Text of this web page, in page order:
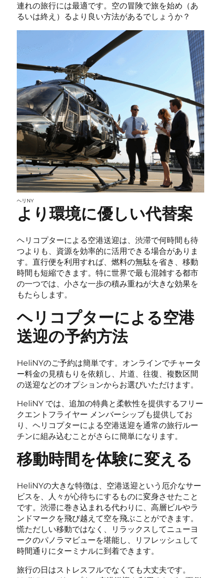
連れの旅行には最適です。空の冒険で旅を始め（あ
るいは終え）るより良い方法があるでしょうか？
ヘリNY
より環境に優しい代替案
ヘリコプターによる空港送迎は、渋滞で何時間も待
つよりも、資源を効率的に活用できる場合がありま
す。直行便を利用すれば、燃料の無駄を省き、移動
時間も短縮できます。特に世界で最も混雑する都市
の一つでは、小さな一歩の積み重ねが大きな効果を
もたらします。
ヘリコプターによる空港
送迎の予約方法
HeliNYのご予約は簡単です。オンラインでチャータ
ー料金の見積もりを依頼し、片道、往復、複数区間
の送迎などのオプションからお選びいただけます。
HeliNY では、追加の特典と柔軟性を提供するフリー
クエントフライヤー メンバーシップも提供してお
り、ヘリコプターによる空港送迎を通常の旅行ルー
チンに組み込むことがさらに簡単になります。
移動時間を体験に変える
HeliNYの大きな特徴は、空港送迎という厄介なサー
ビスを、人々が心待ちにするものに変身させたこと
です。渋滞に巻き込まれる代わりに、高層ビルやラ
ンドマークを飛び越えて空を飛ぶことができます。
慌ただしい移動ではなく、リラックスしてニューヨ
ークのパノラマビューを堪能し、リフレッシュして
時間通りにターミナルに到着できます。
旅行の日はストレスフルでなくても大丈夫です。